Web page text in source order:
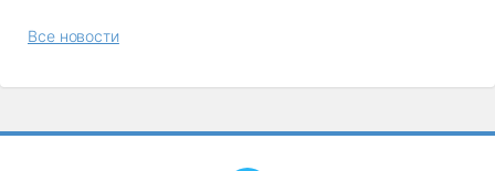
Все новости